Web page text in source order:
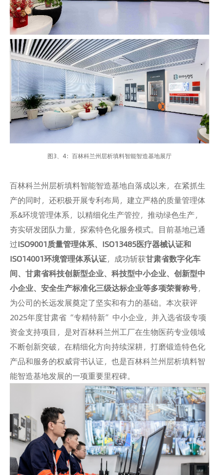
图3、4：百林科兰州层析填料智能智造基地展厅
百林科兰州层析填料智能智造基地自落成以来，在紧抓生
产的同时，还积极开展专利布局，建立严格的质量管理体
系&环境管理体系，以精细化生产管控，推动绿色生产，
夯实研发团队力量，探索特色化服务模式。目前基地已通
过ISO9001质量管理体系、ISO13485医疗器械认证和
ISO14001环境管理体系认证，成功斩获甘肃省数字化车
间、甘肃省科技创新型企业、科技型中小企业、创新型中
小企业、安全生产标准化三级达标企业等多项荣誉称号，
为公司的长远发展奠定了坚实和有力的基础。本次获评
2025年度甘肃省“专精特新”中小企业，并入选省级专项
资金支持项目，是对百林科兰州工厂在生物医药专业领域
不断创新突破，在精细化方向持续深耕，打磨锻造特色化
产品和服务的权威背书认证，也是百林科兰州层析填料智
能智造基地发展的一项重要里程碑。